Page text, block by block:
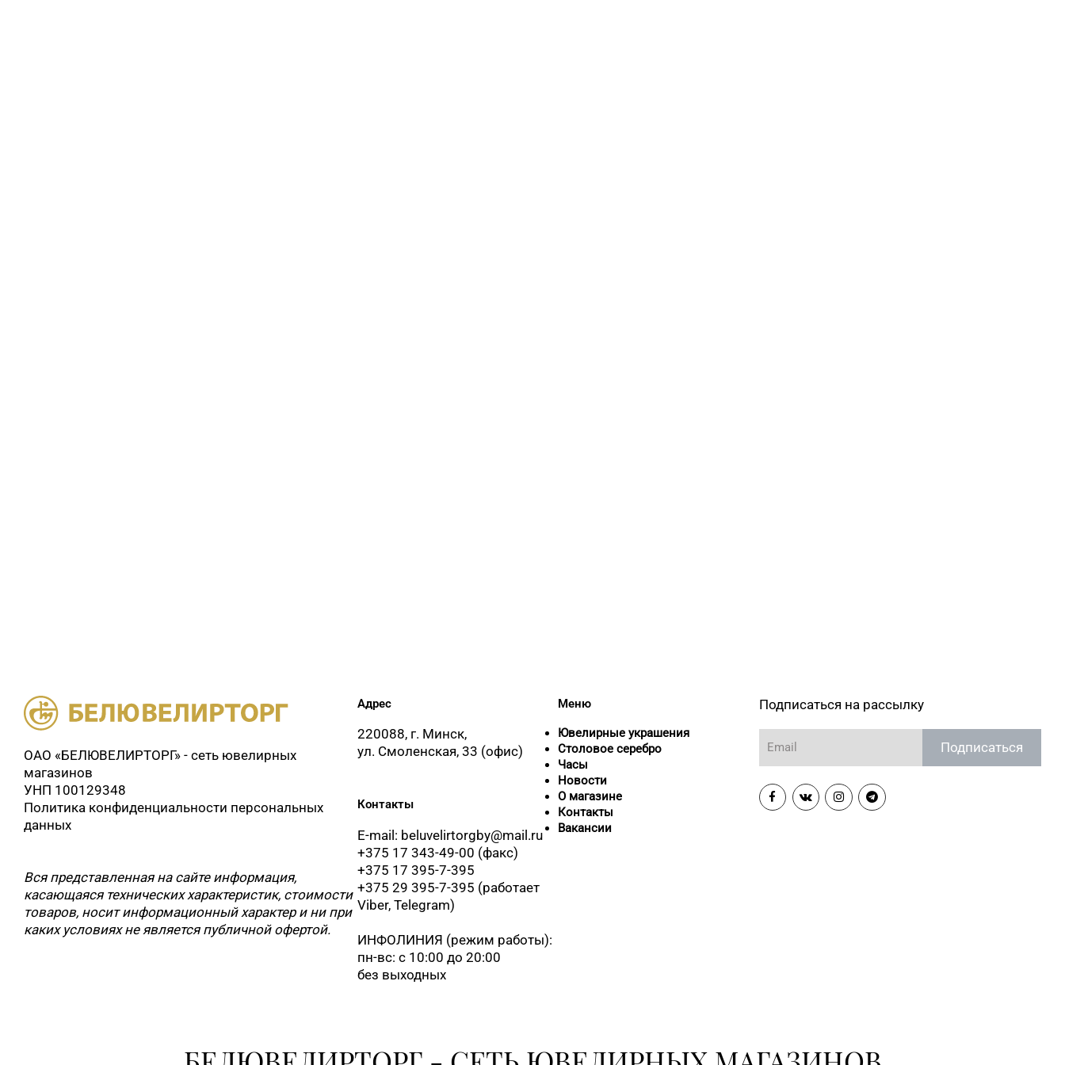
ОАО «БЕЛЮВЕЛИРТОРГ» - сеть ювелирных
магазинов
УНП 100129348
Политика конфиденциальности персональных
данных
Вся представленная на сайте информация,
касающаяся технических характеристик, стоимости
товаров, носит информационный характер и ни при
каких условиях не является публичной офертой.
Адрес
220088, г. Минск,
ул. Смоленская, 33 (офис)
Контакты
E-mail: beluvelirtorgby@mail.ru
+375 17 343-49-00 (факс)
+375 17 395-7-395
+375 29 395-7-395 (работает
Viber, Telegram)
ИНФОЛИНИЯ (режим работы):
пн-вс: с 10:00 до 20:00
без выходных
Меню
Ювелирные украшения
Столовое серебро
Часы
Новости
О магазине
Контакты
Вакансии
Подписаться на рассылку
Подписаться